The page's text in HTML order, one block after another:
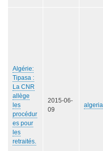
Algérie:
Tipasa :
La CNR
allège
les
procédur
es pour
les
retraités.
2015-06-
09
algeria